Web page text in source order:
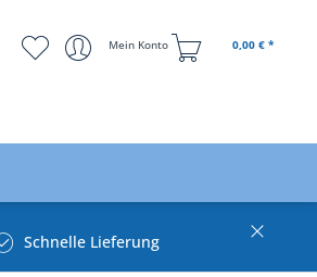
Mein Konto 0,00 € *
Schnelle Lieferung